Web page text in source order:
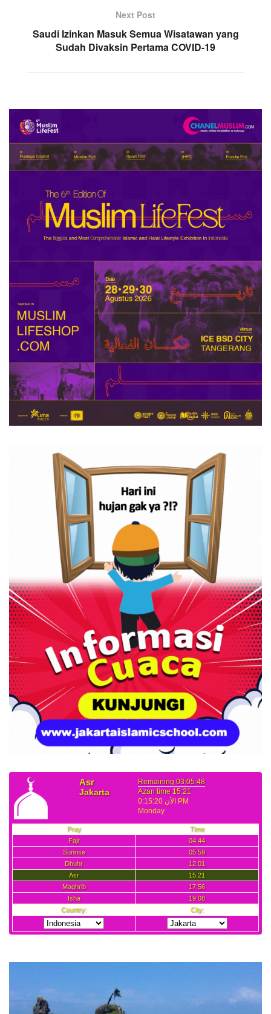
Next Post
Saudi Izinkan Masuk Semua Wisatawan yang
Sudah Divaksin Pertama COVID-19